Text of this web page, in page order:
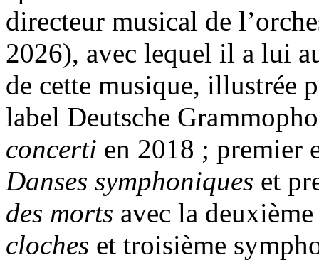
directeur musical de
2026), avec lequel il a lui
de cette musique, illustrée
label Deutsche
concerti en 2018 ; premier
Danses symphoniques et
des morts avec la
cloches et troisième